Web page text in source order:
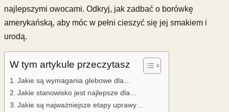
najlepszymi owocami. Odkryj, jak zadbać o borówkę
amerykańską, aby móc w pełni cieszyć się jej smakiem i
urodą.
W tym artykule przeczytasz
Jakie są wymagania glebowe dla…
Jakie stanowisko jest najlepsze dla…
Jakie są najważniejsze etapy uprawy…